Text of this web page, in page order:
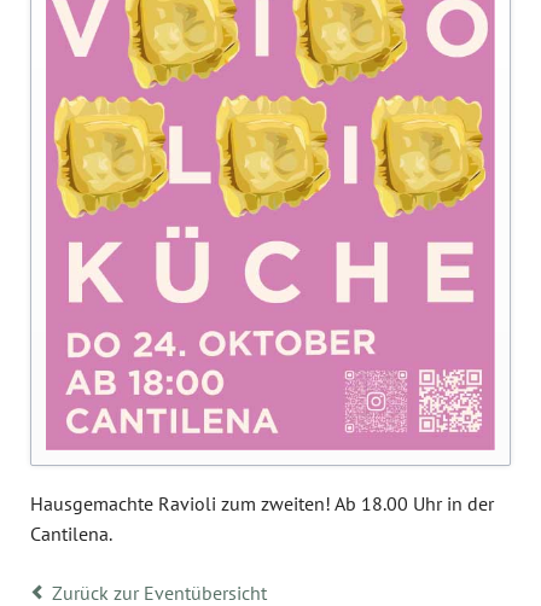
Hausgemachte Ravioli zum zweiten! Ab 18.00 Uhr in der
Cantilena.
Zurück zur Eventübersicht